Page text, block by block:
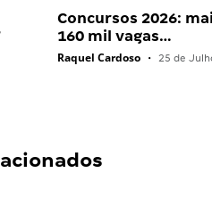
Concursos 2026:
160 mil vagas…
Raquel Cardoso • 25 de